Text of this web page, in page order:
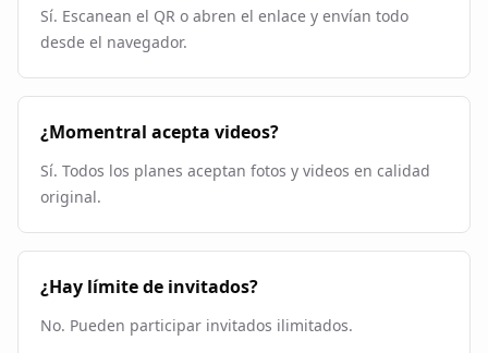
Sí. Escanean el QR o abren el enlace y envían todo
desde el navegador.
¿Momentral acepta videos?
Sí. Todos los planes aceptan fotos y videos en calidad
original.
¿Hay límite de invitados?
No. Pueden participar invitados ilimitados.